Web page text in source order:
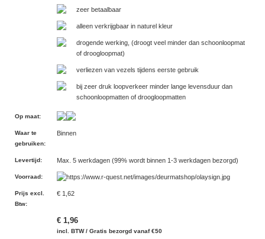
zeer betaalbaar
alleen verkrijgbaar in naturel kleur
drogende werking, (droogt veel minder dan schoonloopmat
of droogloopmat)
verliezen van vezels tijdens eerste gebruik
bij zeer druk loopverkeer minder lange levensduur dan
schoonloopmatten of droogloopmatten
Op maat:
Waar te
gebruiken:
Binnen
Levertijd : Max. 5 werkdagen (99% wordt binnen 1-3 werkdagen bezorgd)
Voorraad :
Prijs excl.
Btw:
€ 1,62
€ 1,96
incl. BTW / Gratis bezorgd vanaf €50